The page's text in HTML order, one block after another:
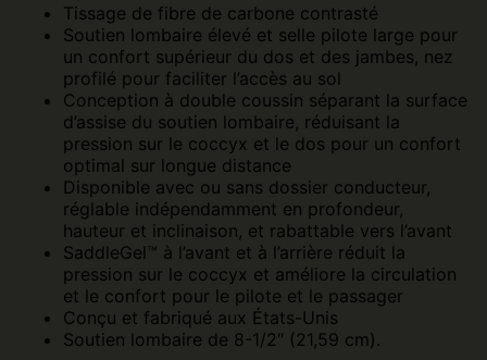
Tissage de fibre de carbone contrasté
Soutien lombaire élevé et selle pilote large pour
un confort supérieur du dos et des jambes, nez
profilé pour faciliter l’accès au sol
Conception à double coussin séparant la surface
d’assise du soutien lombaire, réduisant la
pression sur le coccyx et le dos pour un confort
optimal sur longue distance
Disponible avec ou sans dossier conducteur,
réglable indépendamment en profondeur,
hauteur et inclinaison, et rabattable vers l’avant
SaddleGel™ à l’avant et à l’arrière réduit la
pression sur le coccyx et améliore la circulation
et le confort pour le pilote et le passager
Conçu et fabriqué aux États-Unis
Soutien lombaire de 8-1/2″ (21,59 cm).